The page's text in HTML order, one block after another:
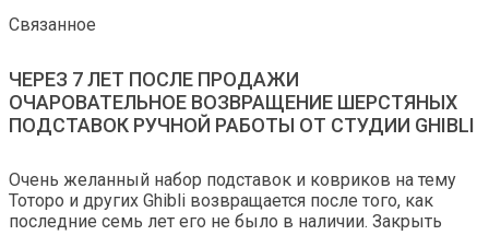
Связанное
ЧЕРЕЗ 7 ЛЕТ ПОСЛЕ ПРОДАЖИ
ОЧАРОВАТЕЛЬНОЕ ВОЗВРАЩЕНИЕ ШЕРСТЯНЫХ
ПОДСТАВОК РУЧНОЙ РАБОТЫ ОТ СТУДИИ GHIBLI
Очень желанный набор подставок и ковриков на тему
Тоторо и других Ghibli возвращается после того, как
последние семь лет его не было в наличии. Закрыть